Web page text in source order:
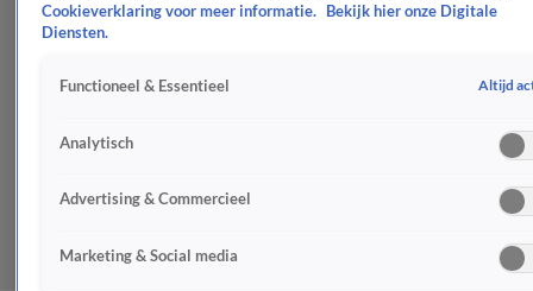
Cookieverklaring voor meer informatie.
Bekijk hier onze Digitale
Diensten.
Functioneel & Essentieel Altijd
Analytisch
Advertising & Commercieel
Marketing & Social media